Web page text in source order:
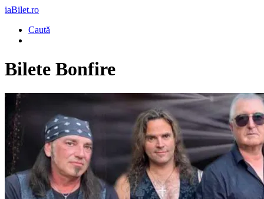
iaBilet.ro
Caută
Bilete Bonfire